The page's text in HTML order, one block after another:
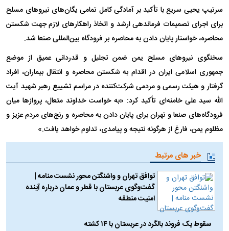
سرتیپ یحیی سریع با تأکید بر آمادگی کامل تمامی یگان‌های نیروهای مسلح
برای اجرای تصمیمات فرماندهی ارشد و اتخاذ راهکارهای لازم جهت شکستن
محاصره، خواستار پایان دادن به محاصره بر فرودگاه بین‌المللی صنعا شد.
سخنگوی نیروهای مسلح یمن ضمن تجلیل و قدردانی عمیق از موضع
جمهوری اسلامی ایران در اقدام به شکستن محاصره و انتقال بیماران، افراد
گرفتار و هیئت رسمی و مردمی شرکت‌کننده در مراسم تشییع رهبر شهید آیت
الله سید علی خامنه‌ای تأکید کرد: «به خواست خداوند متعال، پروازها میان
فرودگاه‌های صنعا و تهران برای پایان دادن به محاصره و رنج‌های مردم عزیز و
مظلوم یمن، فارغ از هرگونه نتیجه و پیامدی، تداوم خواهد یافت.»
خبر های مرتبط
توافق تهران و واشنگتن محور نشست منامه |
گفت‌وگوی عربستان با قطر و عمان درباره آینده
امنیت منطقه
سقوط یک فروند بالگرد در عربستان با ۱۴ کشته